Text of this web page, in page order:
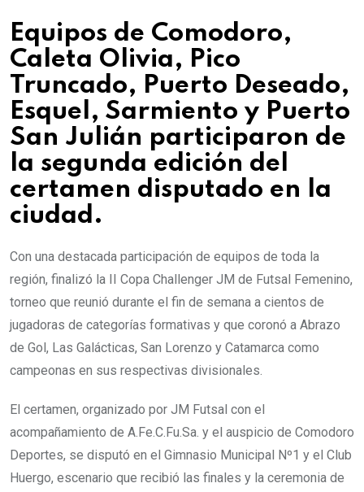
Equipos de Comodoro,
Caleta Olivia, Pico
Truncado, Puerto Deseado,
Esquel, Sarmiento y Puerto
San Julián participaron de
la segunda edición del
certamen disputado en la
ciudad.
Con una destacada participación de equipos de toda la
región, finalizó la II Copa Challenger JM de Futsal Femenino,
torneo que reunió durante el fin de semana a cientos de
jugadoras de categorías formativas y que coronó a Abrazo
de Gol, Las Galácticas, San Lorenzo y Catamarca como
campeonas en sus respectivas divisionales.
El certamen, organizado por JM Futsal con el
acompañamiento de A.Fe.C.Fu.Sa. y el auspicio de Comodoro
Deportes, se disputó en el Gimnasio Municipal Nº1 y el Club
Huergo, escenario que recibió las finales y la ceremonia de